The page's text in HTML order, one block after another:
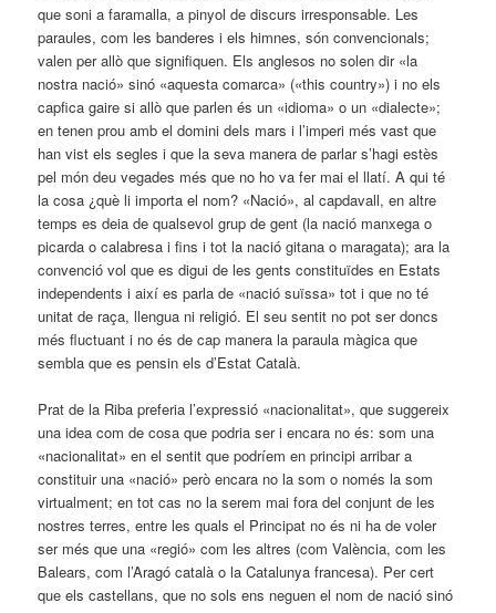
que soni a faramalla, a pinyol de discurs irresponsable. Les
paraules, com les banderes i els himnes, són convencionals;
valen per allò que signifiquen. Els anglesos no solen dir «la
nostra nació» sinó «aquesta comarca» («this country») i no els
capfica gaire si allò que parlen és un «idioma» o un «dialecte»;
en tenen prou amb el domini dels mars i l’imperi més vast que
han vist els segles i que la seva manera de parlar s’hagi estès
pel món deu vegades més que no ho va fer mai el llatí. A qui té
la cosa ¿què li importa el nom? «Nació», al capdavall, en altre
temps es deia de qualsevol grup de gent (la nació manxega o
picarda o calabresa i fins i tot la nació gitana o maragata); ara la
convenció vol que es digui de les gents constituïdes en Estats
independents i així es parla de «nació suïssa» tot i que no té
unitat de raça, llengua ni religió. El seu sentit no pot ser doncs
més fluctuant i no és de cap manera la paraula màgica que
sembla que es pensin els d’Estat Català.
Prat de la Riba preferia l’expressió «nacionalitat», que suggereix
una idea com de cosa que podria ser i encara no és: som una
«nacionalitat» en el sentit que podríem en principi arribar a
constituir una «nació» però encara no la som o només la som
virtualment; en tot cas no la serem mai fora del conjunt de les
nostres terres, entre les quals el Principat no és ni ha de voler
ser més que una «regió» com les altres (com València, com les
Balears, com l’Aragó català o la Catalunya francesa). Per cert
que els castellans, que no sols ens neguen el nom de nació sinó